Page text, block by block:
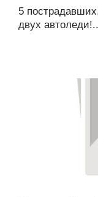
5
двух